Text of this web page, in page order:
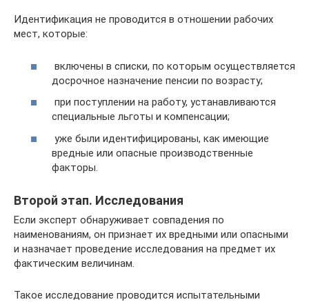
Идентификация не проводится в отношении рабочих
мест, которые:
включены в списки, по которым осуществляется
досрочное назначение пенсии по возрасту;
при поступлении на работу, устанавливаются
специальные льготы и компенсации;
уже были идентифицированы, как имеющие
вредные или опасные производственные
факторы.
Второй этап. Исследования
Если эксперт обнаруживает совпадения по
наименованиям, он признает их вредными или опасными
и назначает проведение исследования на предмет их
фактическим величинам.
Такое исследование проводится испытательными